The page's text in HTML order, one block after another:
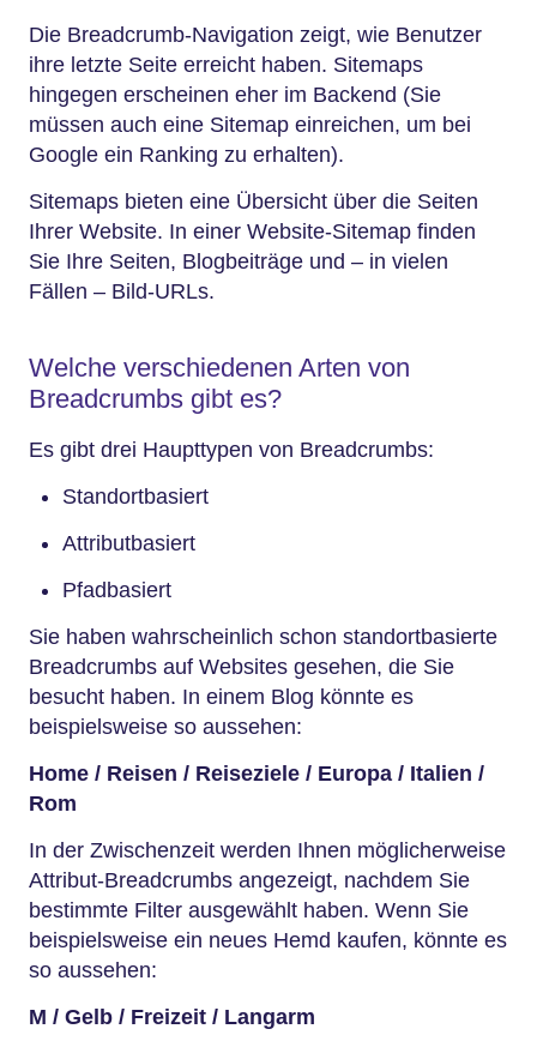
Die Breadcrumb-Navigation zeigt, wie Benutzer
ihre letzte Seite erreicht haben. Sitemaps
hingegen erscheinen eher im Backend (Sie
müssen auch eine Sitemap einreichen, um bei
Google ein Ranking zu erhalten).
Sitemaps bieten eine Übersicht über die Seiten
Ihrer Website. In einer Website-Sitemap finden
Sie Ihre Seiten, Blogbeiträge und – in vielen
Fällen – Bild-URLs.
Welche verschiedenen Arten von
Breadcrumbs gibt es?
Es gibt drei Haupttypen von Breadcrumbs:
Standortbasiert
Attributbasiert
Pfadbasiert
Sie haben wahrscheinlich schon standortbasierte
Breadcrumbs auf Websites gesehen, die Sie
besucht haben. In einem Blog könnte es
beispielsweise so aussehen:
Home / Reisen / Reiseziele / Europa / Italien /
Rom
In der Zwischenzeit werden Ihnen möglicherweise
Attribut-Breadcrumbs angezeigt, nachdem Sie
bestimmte Filter ausgewählt haben. Wenn Sie
beispielsweise ein neues Hemd kaufen, könnte es
so aussehen:
M / Gelb / Freizeit / Langarm